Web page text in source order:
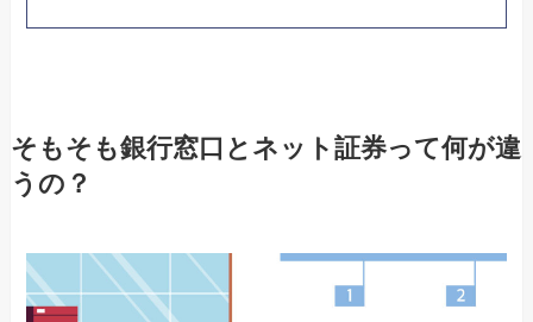
そもそも銀行窓口とネット証券って何が違
うの？